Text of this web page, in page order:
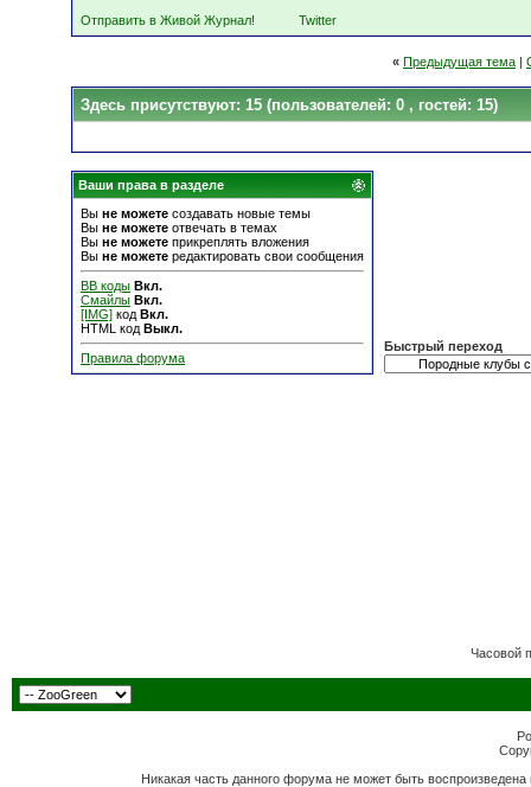
Отправить в Живой Журнал!
Twitter
« Предыдущая тема |
Здесь присутствуют: 15 (пользователей: 0 , гостей: 15)
Ваши права в разделе
Вы не можете создавать новые темы
Вы не можете отвечать в темах
Вы не можете прикреплять вложения
Вы не можете редактировать свои сообщения
BB коды Вкл.
Смайлы Вкл.
[IMG] код Вкл.
HTML код Выкл.
Правила форума
Быстрый переход
Часовой
Никакая часть данного форума не может быть